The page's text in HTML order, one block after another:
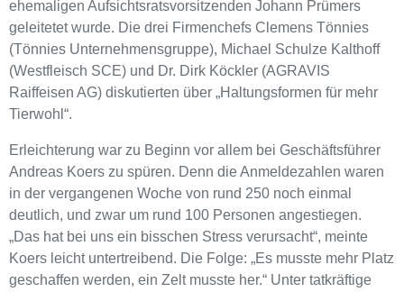
ehemaligen Aufsichtsratsvorsitzenden Johann Prümers
geleitetet wurde. Die drei Firmenchefs Clemens Tönnies
(Tönnies Unternehmensgruppe), Michael Schulze Kalthoff
(Westfleisch SCE) und Dr. Dirk Köckler (AGRAVIS
Raiffeisen AG) diskutierten über „Haltungsformen für mehr
Tierwohl“.
Erleichterung war zu Beginn vor allem bei Geschäftsführer
Andreas Koers zu spüren. Denn die Anmeldezahlen waren
in der vergangenen Woche von rund 250 noch einmal
deutlich, und zwar um rund 100 Personen angestiegen.
„Das hat bei uns ein bisschen Stress verursacht“, meinte
Koers leicht untertreibend. Die Folge: „Es musste mehr Platz
geschaffen werden, ein Zelt musste her.“ Unter tatkräftige